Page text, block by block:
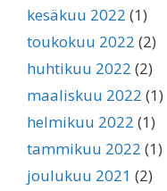
kesäkuu 2022 (1)
toukokuu 2022 (2)
huhtikuu 2022 (2)
maaliskuu 2022 (1)
helmikuu 2022 (1)
tammikuu 2022 (1)
joulukuu 2021 (2)